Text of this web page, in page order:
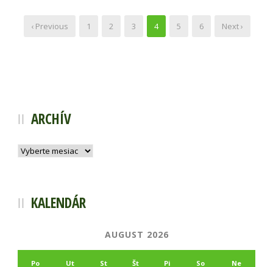
‹ Previous 1 2 3 4 5 6 Next ›
ARCHÍV
Archív
KALENDÁR
AUGUST 2026
Po Ut St Št Pi So Ne